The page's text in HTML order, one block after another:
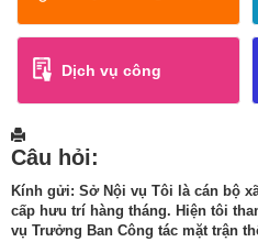
Dịch vụ công
Câu hỏi:
Kính gửi: Sở Nội vụ Tôi là cán bộ
cấp hưu trí hàng tháng. Hiện tôi
vụ Trưởng Ban Công tác mặt trận